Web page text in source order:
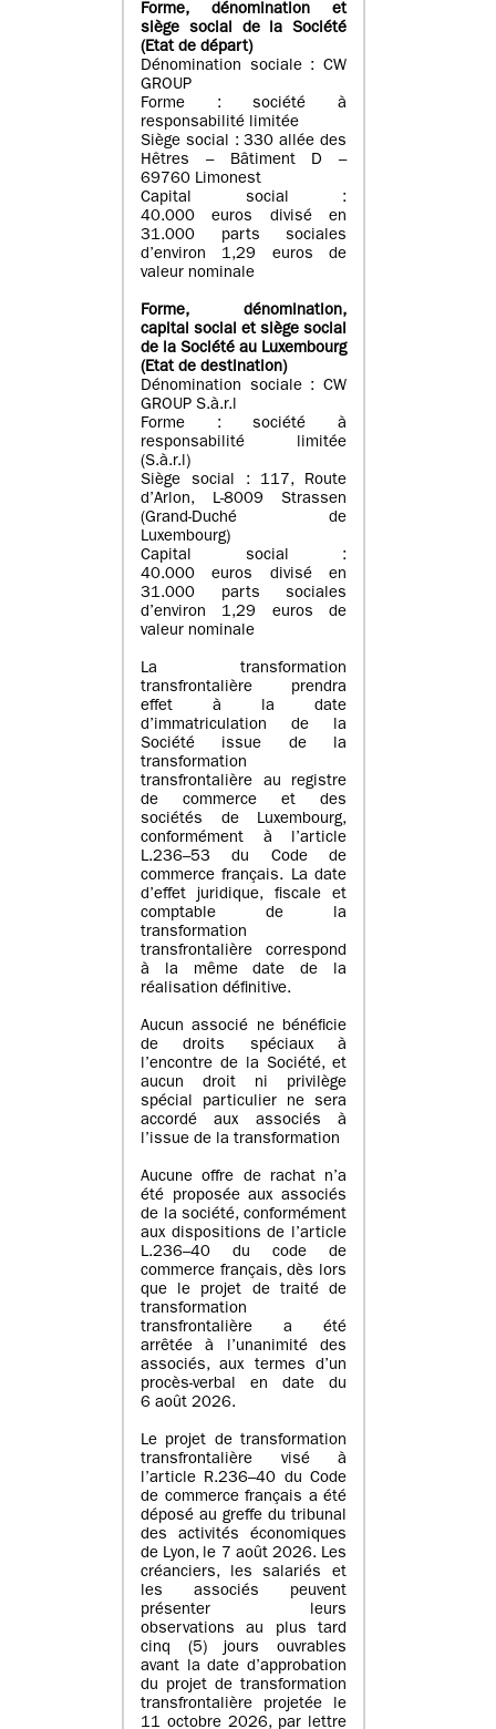
Forme, dénomination et
siège social de la Société
(Etatde départ)
Dénomination sociale : CW
GROUP
Forme : société à
responsabilité limitée
Siège social : 330 allée des
Hêtres – Bâtiment D –
69760 Limonest
Capital social :
40.000 euros divisé en
31.000 parts sociales
d’environ 1,29 euros de
valeur nominale
Forme, dénomination,
capital social et siège social
de la Société au Luxembourg
(Etat de destination)
Dénomination sociale : CW
GROUP S.à.r.l
Forme : société à
responsabilité limitée
(S.à.r.l)
Siège social : 117, Route
d’Arlon, L-8009 Strassen
(Grand-Duché de
Luxembourg)
Capital social :
40.000 euros divisé en
31.000 parts sociales
d’environ 1,29 euros de
valeur nominale
La transformation
transfrontalière prendra
effet à la date
d’immatriculation de la
Société issue de la
transformation
transfrontalière au registre
de commerce et des
sociétés de Luxembourg,
conformément à l’article
L.236–53 du Code de
commerce français. La date
d’effet juridique, fiscale et
comptable de la
transformation
transfrontalière correspond
à la même date de la
réalisation définitive.
Aucun associé ne bénéficie
de droits spéciaux à
l’encontre de la Société, et
aucun droit ni privilège
spécial particulier ne sera
accordé aux associés à
l’issue de la transformation
Aucune offre de rachat n’a
été proposée aux associés
de la société, conformément
aux dispositions de l’article
L.236–40 du code de
commerce français, dès lors
que le projet de traité de
transformation
transfrontalière a été
arrêtée à l’unanimité des
associés, aux termes d’un
procès-verbal en date du
6 août 2026.
Le projet de transformation
transfrontalière visé à
l’article R.236–40 du Code
de commerce français a été
déposé au greffe du tribunal
des activités économiques
de Lyon, le 7 août 2026. Les
créanciers, les salariés et
les associés peuvent
présenter leurs
observations au plus tard
cinq (5) jours ouvrables
avant la date d’approbation
du projet de transformation
transfrontalière projetée le
11 octobre 2026, par lettre